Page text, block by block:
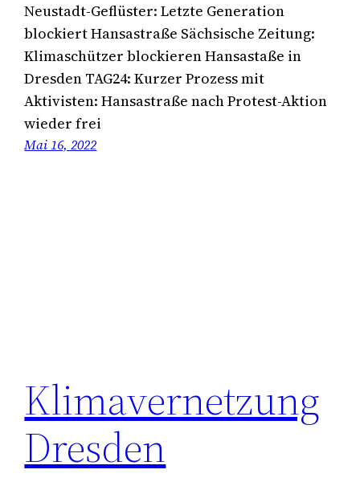
Neustadt-Geflüster: Letzte Generation
blockiert Hansastraße Sächsische Zeitung:
Klimaschützer blockieren Hansastaße in
Dresden TAG24: Kurzer Prozess mit
Aktivisten: Hansastraße nach Protest-Aktion
wieder frei
Mai 16, 2022
Klimavernetzung
Dresden